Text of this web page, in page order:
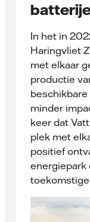
In het in
Haringvliet
met elkaar
productie
minder
keer dat
plek met
positief
energiepark